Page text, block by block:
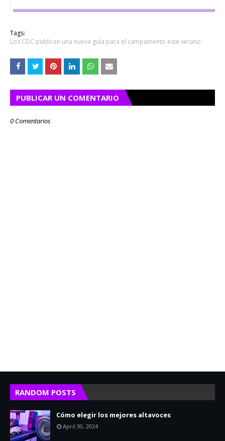
Tags:
Los CDC publican una nueva guía para el campamento este verano
PUBLICAR UN COMENTARIO
0 Comentarios
RANDOM POSTS
Cómo elegir los mejores altavoces
April 30, 2024